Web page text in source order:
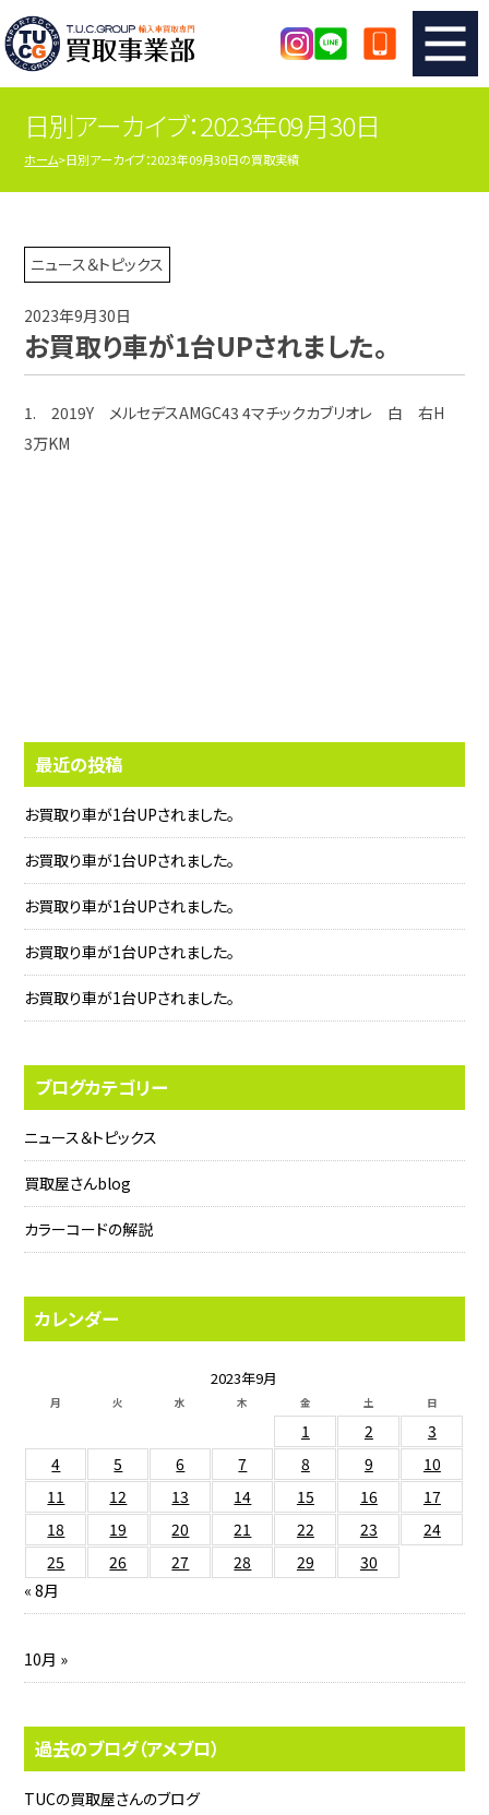
TUCのカンタン査定 買取りの流れ
査定の注意事項 メーカー別査定フォーム
TUCの買取実績
店舗紹介
日別アーカイブ：2023年09月30日
ホーム 日別アーカイブ：2023年09月30日の買取実績
ニュース＆トピックス
2023年9月30日
お買取り車が1台UPされました。
1. 2019Y メルセデスAMGC43 4マチックカブリオレ 白 右H
3万KM
最近の投稿
お買取り車が1台UPされました。
お買取り車が1台UPされました。
お買取り車が1台UPされました。
お買取り車が1台UPされました。
お買取り車が1台UPされました。
ブログカテゴリー
ニュース＆トピックス
買取屋さんblog
カラーコードの解説
カレンダー
2023年9月
月 火 水 木 金 土 日
1 2
3
4
5 6 7 8 9
10
11
12 13 14 15 16
17
18
19 20 21 22 23
24
25
26 27 28 29
30
« 8月
10月 »
過去のブログ（アメブロ）
TUCの買取屋さんのブログ